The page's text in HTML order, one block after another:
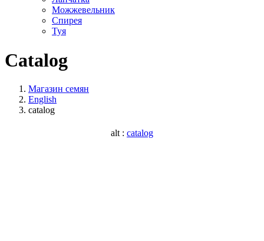
Можжевельник
Спирея
Туя
Catalog
Магазин семян
English
catalog
alt : catalog